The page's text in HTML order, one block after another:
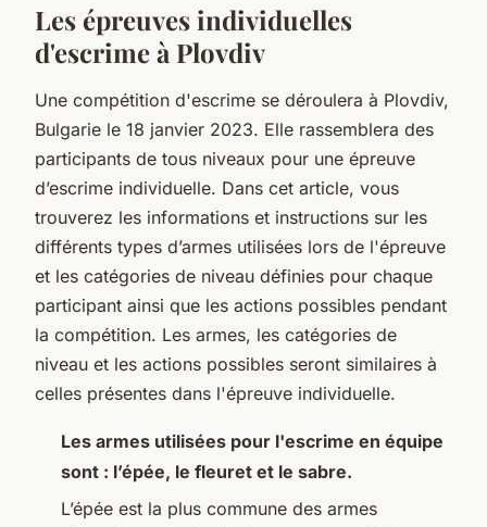
Les épreuves individuelles
d'escrime à Plovdiv
Une compétition d'escrime se déroulera à Plovdiv,
Bulgarie le 18 janvier 2023. Elle rassemblera des
participants de tous niveaux pour une épreuve
d’escrime individuelle. Dans cet article, vous
trouverez les informations et instructions sur les
différents types d’armes utilisées lors de l'épreuve
et les catégories de niveau définies pour chaque
participant ainsi que les actions possibles pendant
la compétition. Les armes, les catégories de
niveau et les actions possibles seront similaires à
celles présentes dans l'épreuve individuelle.
Les armes utilisées pour l'escrime en équipe
sont : l’épée, le fleuret et le sabre.
L’épée est la plus commune des armes